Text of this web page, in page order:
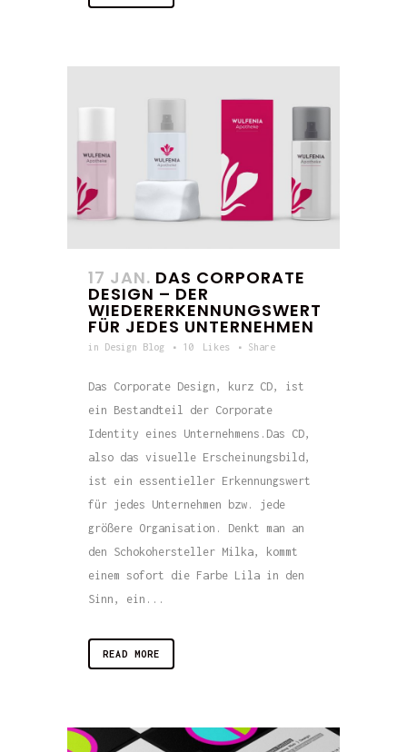
17 JAN. DAS CORPORATE
DESIGN – DER
WIEDERERKENNUNGSWERT
FÜR JEDES UNTERNEHMEN
in Design Blog 10 Likes Share
Das Corporate Design, kurz CD, ist
ein Bestandteil der Corporate
Identity eines Unternehmens.Das CD,
also das visuelle Erscheinungsbild,
ist ein essentieller Erkennungswert
für jedes Unternehmen bzw. jede
größere Organisation. Denkt man an
den Schokohersteller Milka, kommt
einem sofort die Farbe Lila in den
Sinn, ein...
READ MORE